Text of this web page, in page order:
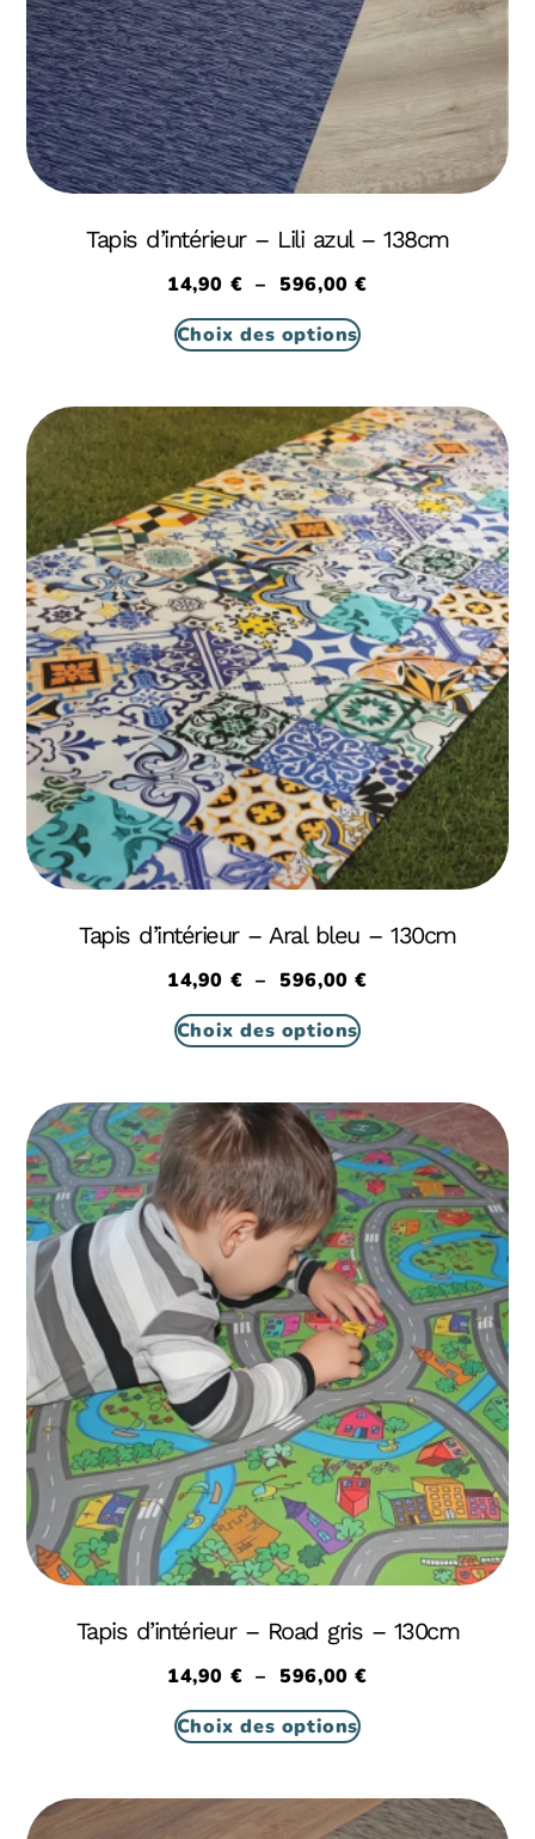
Tapis d’intérieur – Lili azul – 138cm
14,90 € – 596,00€
Choix des options
Tapis d’intérieur – Aral bleu – 130cm
14,90 € – 596,00€
Choix des options
Tapis d’intérieur – Road gris – 130cm
14,90 € – 596,00€
Choix des options